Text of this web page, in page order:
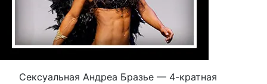
Сексуальная Андреа Бразье — 4-кратная